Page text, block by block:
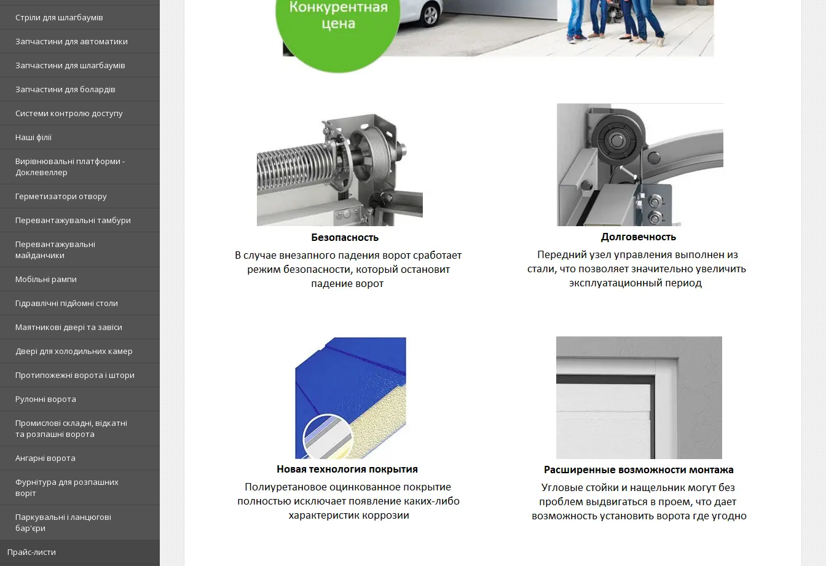
Стріли для шлагбаумів
Запчастини для автоматики
Запчастини для шлагбаумів
Запчастини для болардів
Системи контролю доступу
Наші філії
Вирівнювальні платформи -
Доклевеллер
Герметизатори отвору
Перевантажувальні тамбури
Перевантажувальні
майданчики
Мобільні рампи
Гідравлічні підйомні столи
Маятникові двері та завіси
Двері для холодильних камер
Протипожежні ворота і штори
Рулонні ворота
Промислові складні, відкатні
та розпашні ворота
Ангарні ворота
Фурнітура для розпашних
воріт
Паркувальні і ланцюгові
бар'єри
Прайс-листи